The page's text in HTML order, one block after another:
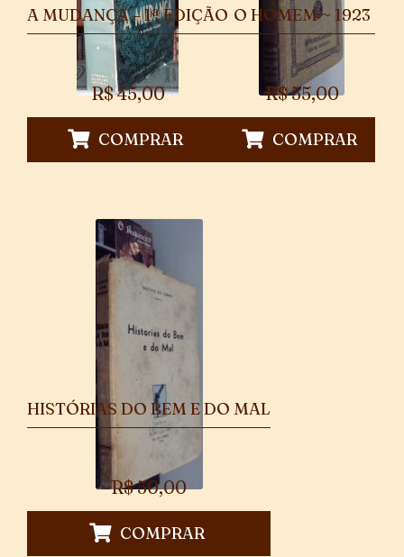
A MUDANÇA – 1ª EDIÇÃO
R$45,00
COMPRAR
O HOMEM ~ 1923
R$55,00
COMPRAR
HISTÓRIAS DO BEM E DO MAL
R$50,00
COMPRAR